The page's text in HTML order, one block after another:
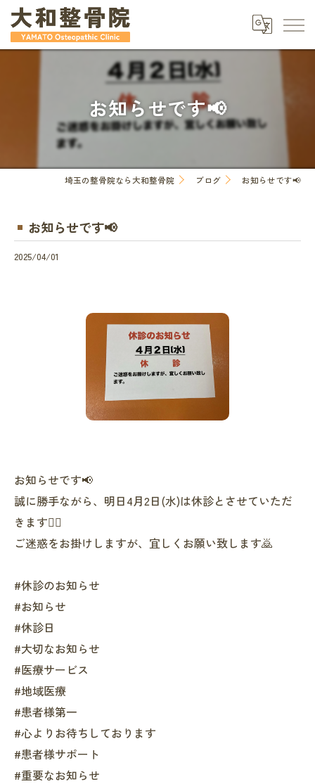
お知らせです📢
埼玉の整骨院なら大和整骨院 ブログ お知らせです📢
お知らせです📢
2025/04/01
お知らせです📢
誠に勝手ながら、明日4月2日(水)は休診とさせていただ
きます🙇‍♂️
ご迷惑をお掛けしますが、宜しくお願い致します🙇
#休診のお知らせ
#お知らせ
#休診日
#大切なお知らせ
#医療サービス
#地域医療
#患者様第一
#心よりお待ちしております
#患者様サポート
#重要なお知らせ